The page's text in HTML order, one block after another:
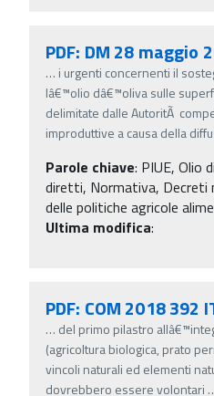
PDF: DM 28 maggio
… i urgenti concernenti il
lâ€™olio dâ€™oliva sulle
delimitate dalle AutoritÃ
improduttive a causa della
Parole chiave: PIUE, Olio
diretti, Normativa, Decreti
delle politiche agricole
Ultima modifica:
PDF: COM 2018 392
… del primo pilastro
(agricoltura biologica, prato
vincoli naturali ed elementi
dovrebbero essere volontari